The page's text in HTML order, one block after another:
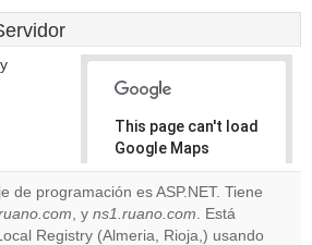
This page can't load
Google Maps
correctly.
Do you
own this
OK
de programación es ASP.NET. Tiene
, y ns1.ruano.com. Está
Registry (Almeria, Rioja,) usando